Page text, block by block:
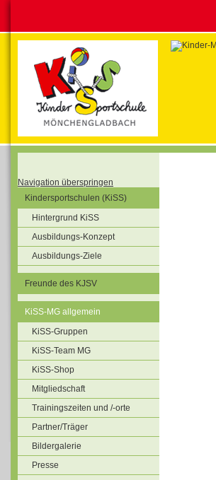
Navigation überspringen
Kindersportschulen (KiSS)
Hintergrund KiSS
Ausbildungs-Konzept
Ausbildungs-Ziele
Freunde des KJSV
KiSS-MG allgemein
KiSS-Gruppen
KiSS-Team MG
KiSS-Shop
Mitgliedschaft
Trainingszeiten und /-orte
Partner/Träger
Bildergalerie
Presse